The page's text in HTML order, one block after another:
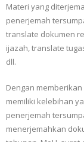
Materi yang
penerjemah
translate dokumen
ijazah, translate
dll.
Dengan
memiliki kelebihan
penerjemah
menerjemahkan